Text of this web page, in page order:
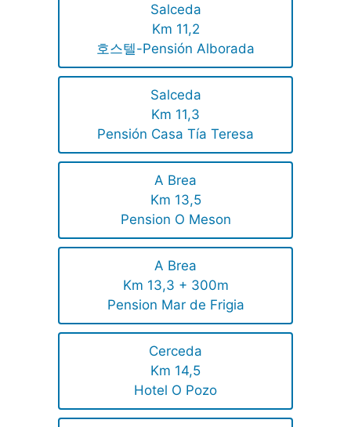
Salceda
Km 11,2
호스텔-Pensión Alborada
Salceda
Km 11,3
Pensión Casa Tía Teresa
A Brea
Km 13,5
Pension O Meson
A Brea
Km 13,3 + 300m
Pension Mar de Frigia
Cerceda
Km 14,5
Hotel O Pozo